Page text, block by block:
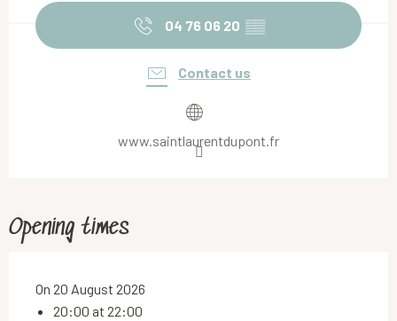
04 76 06 20 ▒▒
Contact us
www.saintlaurentdupont.fr
Opening times
On 20 August 2026
20:00 at 22:00